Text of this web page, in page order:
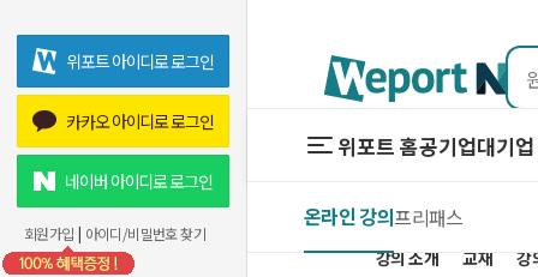
위포트 아이디로 로그인
카카오 아이디로 로그인
네이버 아이디로 로그인
회원가입 | 아이디/비밀번호 찾기
위포트 홈공기업대기
온라인 강의프리패스
프리패스
강의 소개 교재 강